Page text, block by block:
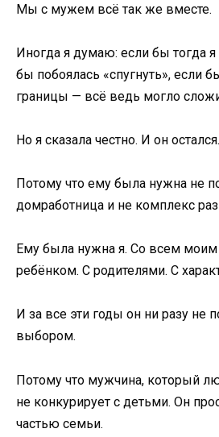
Мы с мужем всё так же вместе.
Иногда я думаю: если бы тогда
бы побоялась «спугнуть», если
границы — всё ведь могло
Но я сказала честно. И он остался.
Потому что ему была нужна не
домработница и не комплекс
Ему была нужна я. Со всем
ребёнком. С родителями. С
И за все эти годы он ни разу не
выбором.
Потому что мужчина, который
не конкурирует с детьми. Он
частью семьи.